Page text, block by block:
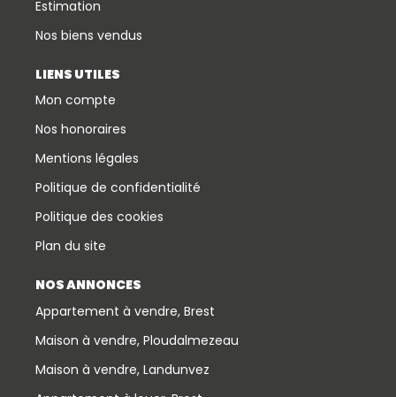
Estimation
Nos biens vendus
LIENS UTILES
Mon compte
Nos honoraires
Mentions légales
Politique de confidentialité
Politique des cookies
Plan du site
NOS ANNONCES
Appartement à vendre, Brest
Maison à vendre, Ploudalmezeau
Maison à vendre, Landunvez